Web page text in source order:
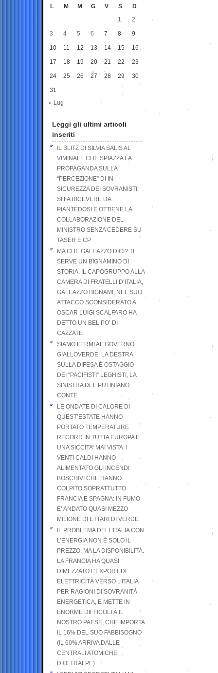
L M M G V S
D
1
2
3 4 5 6 7 8 9
10 11 12 13 14 15 16
17 18 19 20 21 22 23
24 25 26 27 28 29 30
31
« Lug
Leggi gli ultimi articoli
inseriti
IL BLITZ DI SILVIA SALIS AL
VIMINALE CHE SPIAZZA LA
PROPAGANDA SULLA
“PERCEZIONE” DI IN-
SICUREZZA DEI SOVRANISTI:
SI FA RICEVERE DA
PIANTEDOSI E OTTIENE LA
COLLABORAZIONE DEL
MINISTRO SENZA CEDERE SU
TASER E CP
MA CHE GALEAZZO DICI? TI
SERVE UN BIGNAMINO DI
STORIA. IL CAPOGRUPPO ALLA
CAMERA DI FRATELLI D’ITALIA,
GALEAZZO BIGNAMI, NEL SUO
ATTACCO SCONSIDERATO A
OSCAR LUIGI SCALFARO HA
DETTO UN BEL PO’ DI
CAZZATE
SIAMO FERMI AL GOVERNO
GIALLOVERDE: LA DESTRA
SULLA DIFESA È OSTAGGIO
DEI “PACIFISTI” LEGHISTI, LA
SINISTRA DEL PUTINIANO
CONTE
LE ONDATE DI CALORE DI
QUEST’ESTATE HANNO
PORTATO TEMPERATURE
RECORD IN TUTTA EUROPA E
UNA SICCITA’ MAI VISTA. I
VENTI CALDI HANNO
ALIMENTATO GLI INCENDI
BOSCHIVI CHE HANNO
COLPITO SOPRATTUTTO
FRANCIA E SPAGNA: IN FUMO
E’ ANDATO QUASI MEZZO
MILIONE DI ETTARI DI VERDE
IL PROBLEMA DELL’ITALIA CON
L’ENERGIA NON È SOLO IL
PREZZO, MA LA DISPONIBILITÀ.
LA FRANCIA HA QUASI
DIMEZZATO L’EXPORT DI
ELETTRICITÀ VERSO L’ITALIA
PER RAGIONI DI SOVRANITÀ
ENERGETICA, E METTE IN
ENORME DIFFICOLTÀ IL
NOSTRO PAESE, CHE IMPORTA
IL 16% DEL SUO FABBISOGNO
(IL 60% ARRIVA DALLE
CENTRALI ATOMICHE
D’OLTRALPE)